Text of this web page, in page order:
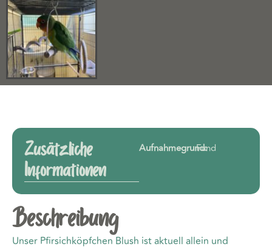
Zusätzliche
Informationen
Aufnahmegrund:Fund
Beschreibung
Unser Pfirsichköpfchen Blush ist aktuell allein und